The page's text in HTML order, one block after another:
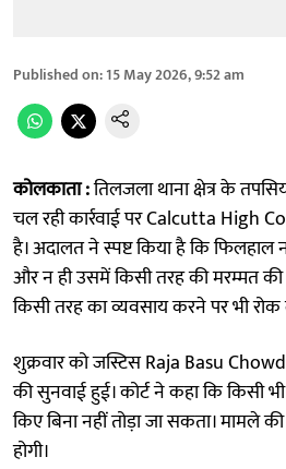
Published on:15 May 2026, 9:52 am
कोलकाता :तिलजला थाना क्षेत्र के
चल रही कार्रवाई पर Calcutta High
है। अदालत ने स्पष्ट किया है कि फिलहाल
और न ही उसमें किसी तरह की मरम्मत की
किसी तरह का व्यवसाय करने पर भी रोक
शुक्रवार को जस्टिस Raja Basu
की सुनवाई हुई। कोर्ट ने कहा कि किसी
किए बिना नहीं तोड़ा जा सकता। मामले
होगी।